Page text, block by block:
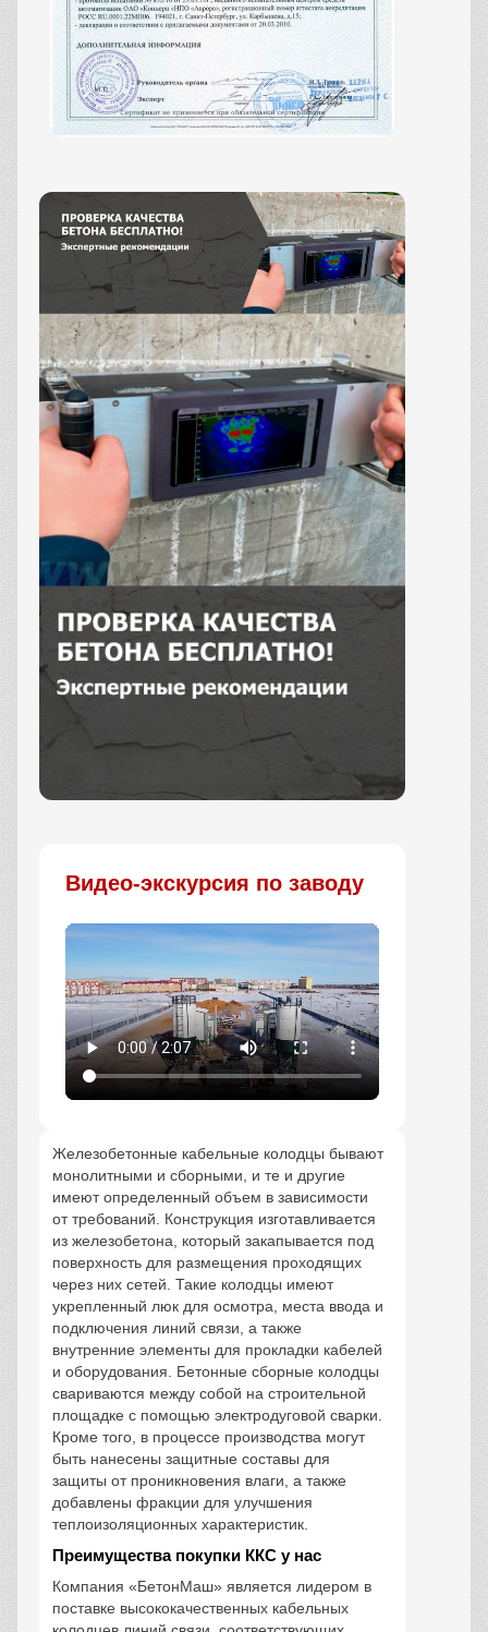
Видео-экскурсия по заводу
Железобетонные кабельные колодцы бывают
монолитными и сборными, и те и другие
имеют определенный объем в зависимости
от требований. Конструкция изготавливается
из железобетона, который закапывается под
поверхность для размещения проходящих
через них сетей. Такие колодцы имеют
укрепленный люк для осмотра, места ввода и
подключения линий связи, а также
внутренние элементы для прокладки кабелей
и оборудования. Бетонные сборные колодцы
свариваются между собой на строительной
площадке с помощью электродуговой сварки.
Кроме того, в процессе производства могут
быть нанесены защитные составы для
защиты от проникновения влаги, а также
добавлены фракции для улучшения
теплоизоляционных характеристик.
Преимущества покупки ККС у нас
Компания «БетонМаш» является лидером в
поставке высококачественных кабельных